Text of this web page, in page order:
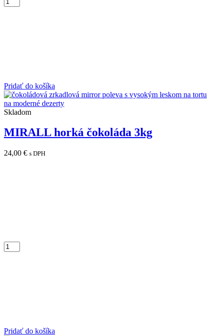
Pridať do košíka
Skladom
MIRALL horká čokoláda 3kg
24,00 € s DPH
Pridať do košíka